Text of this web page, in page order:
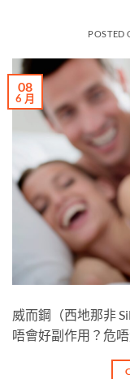
POSTED
08
6 月
威而鋼（西地那非
唔會好副作用？危